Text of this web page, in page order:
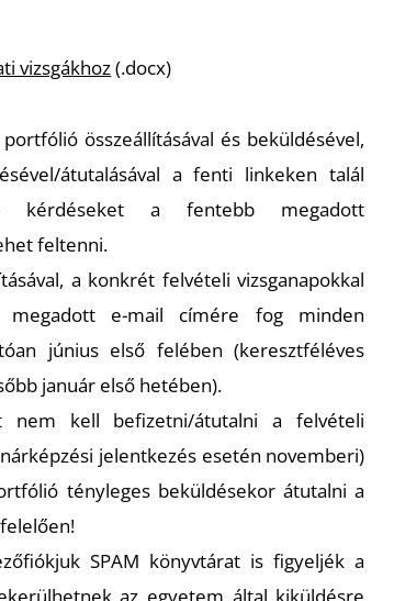
vizsgákhoz(.docx)
összeállításával és beküldésével,
átutalásával a fenti linkeken talál
kérdéseket a fentebb megadott
feltenni.
a konkrét felvételi vizsganapokkal
megadott e-mail címére fog minden
június első felében (keresztféléves
január első hetében).
nem kell befizetni/átutalni a felvételi
jelentkezés esetén novemberi)
tényleges beküldésekor átutalni a
SPAM könyvtárat is figyeljék a